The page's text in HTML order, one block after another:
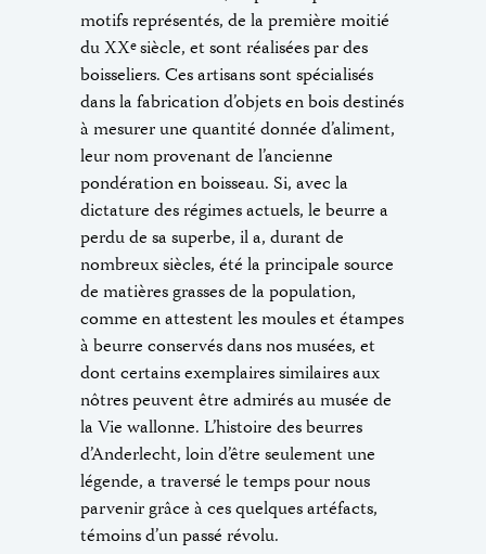
motifs représentés, de la première moitié
du XXesiècle, et sont réalisées par des
boisseliers. Ces artisans sont spécialisés
dans la fabrication d’objets en bois destinés
à mesurer une quantité donnée d’aliment,
leur nom provenant de l’ancienne
pondération en boisseau. Si, avec la
dictature des régimes actuels, le beurre a
perdu de sa superbe, il a, durant de
nombreux siècles, été la principale source
de matières grasses de la population,
comme en attestent les moules et étampes
à beurre conservés dans nos musées, et
dont certains exemplaires similaires aux
nôtres peuvent être admirés au musée de
la Vie wallonne. L’histoire des beurres
d’Anderlecht, loin d’être seulement une
légende, a traversé le temps pour nous
parvenir grâce à ces quelques artéfacts,
témoins d’un passé révolu.